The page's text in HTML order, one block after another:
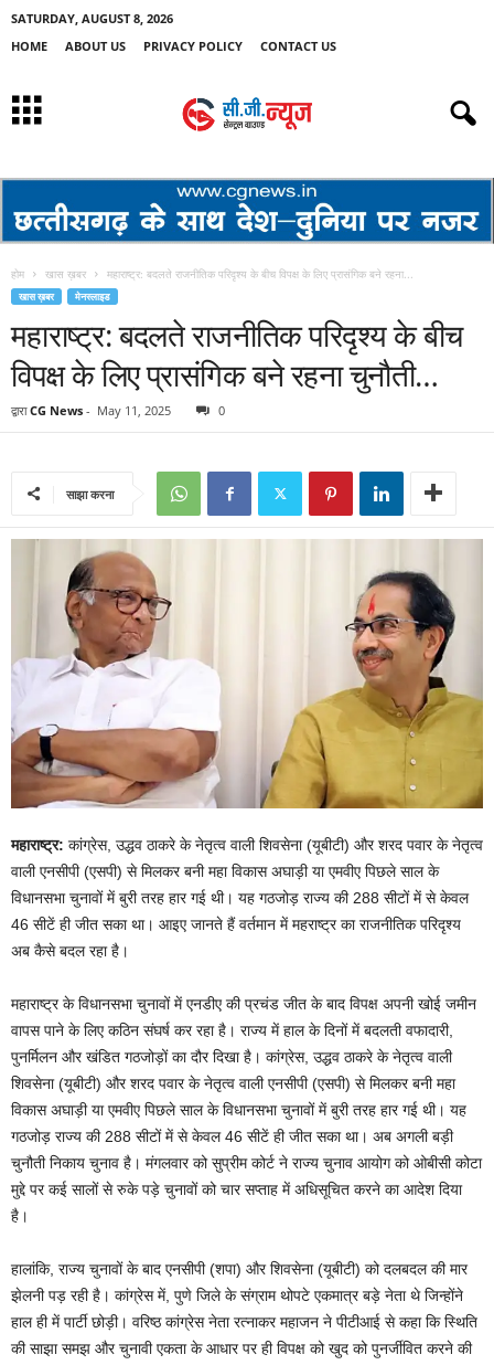
SATURDAY, AUGUST 8, 2026
HOME
ABOUT US PRIVACY POLICY CONTACT US
होम खास ख़बर महाराष्ट्र: बदलते राजनीतिक परिदृश्य के बीच विपक्ष के लिए प्रासंगिक बने रहना...
खास ख़बर मेनस्लाइड
महाराष्ट्र: बदलते राजनीतिक परिदृश्य के बीच
विपक्ष के लिए प्रासंगिक बने रहना चुनौती…
द्वारा CG News - May 11, 2025 0
साझा करना
महाराष्ट्र: कांग्रेस, उद्धव ठाकरे के नेतृत्व वाली शिवसेना (यूबीटी) और शरद पवार के नेतृत्व
वाली एनसीपी (एसपी) से मिलकर बनी महा विकास अघाड़ी या एमवीए पिछले साल के
विधानसभा चुनावों में बुरी तरह हार गई थी। यह गठजोड़ राज्य की 288 सीटों में से केवल
46 सीटें ही जीत सका था। आइए जानते हैं वर्तमान में महराष्ट्र का राजनीतिक परिदृश्य
अब कैसे बदल रहा है।
महाराष्ट्र के विधानसभा चुनावों में एनडीए की प्रचंड जीत के बाद विपक्ष अपनी खोई जमीन
वापस पाने के लिए कठिन संघर्ष कर रहा है। राज्य में हाल के दिनों में बदलती वफादारी,
पुनर्मिलन और खंडित गठजोड़ों का दौर दिखा है। कांग्रेस, उद्धव ठाकरे के नेतृत्व वाली
शिवसेना (यूबीटी) और शरद पवार के नेतृत्व वाली एनसीपी (एसपी) से मिलकर बनी महा
विकास अघाड़ी या एमवीए पिछले साल के विधानसभा चुनावों में बुरी तरह हार गई थी। यह
गठजोड़ राज्य की 288 सीटों में से केवल 46 सीटें ही जीत सका था। अब अगली बड़ी
चुनौती निकाय चुनाव है। मंगलवार को सुप्रीम कोर्ट ने राज्य चुनाव आयोग को ओबीसी कोटा
मुद्दे पर कई सालों से रुके पड़े चुनावों को चार सप्ताह में अधिसूचित करने का आदेश दिया
है।
हालांकि, राज्य चुनावों के बाद एनसीपी (शपा) और शिवसेना (यूबीटी) को दलबदल की मार
झेलनी पड़ रही है। कांग्रेस में, पुणे जिले के संग्राम थोपटे एकमात्र बड़े नेता थे जिन्होंने
हाल ही में पार्टी छोड़ी। वरिष्ठ कांग्रेस नेता रत्नाकर महाजन ने पीटीआई से कहा कि स्थिति
की साझा समझ और चुनावी एकता के आधार पर ही विपक्ष को खुद को पुनर्जीवित करने की